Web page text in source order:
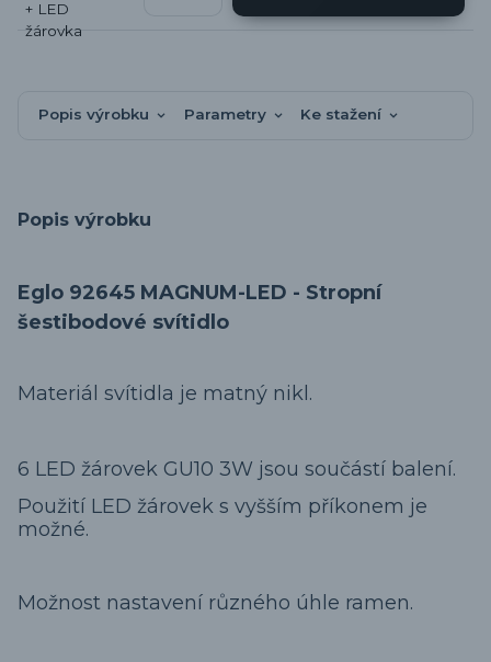
Popis výrobku Parametry Ke stažení
Popis výrobku
Eglo 92645 MAGNUM-LED - Stropní
šestibodové svítidlo
Materiál svítidla je matný nikl.
6 LED žárovek GU10 3W jsou součástí balení.
Použití LED žárovek s vyšším příkonem je
možné.
Možnost nastavení různého úhle ramen.